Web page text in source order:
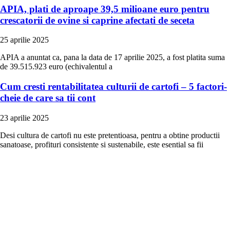
APIA, plati de aproape 39,5 milioane euro pentru
crescatorii de ovine si caprine afectati de seceta
25 aprilie 2025
APIA a anuntat ca, pana la data de 17 aprilie 2025, a fost platita suma
de 39.515.923 euro (echivalentul a
Cum cresti rentabilitatea culturii de cartofi – 5 factori-
cheie de care sa tii cont
23 aprilie 2025
Desi cultura de cartofi nu este pretentioasa, pentru a obtine productii
sanatoase, profituri consistente si sustenabile, este esential sa fii